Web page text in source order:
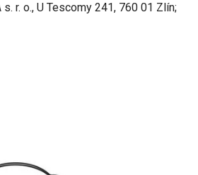
r. o., U Tescomy 241, 760 01 Zlín;